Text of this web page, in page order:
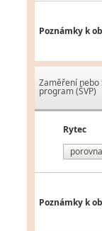
Poznámky k
Zaměření nebo
program (ŠVP)
Rytec
Poznámky k